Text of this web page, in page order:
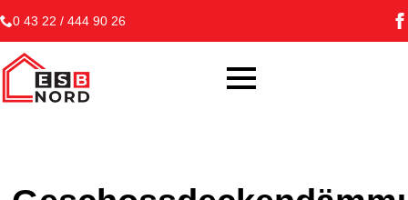
0 43 22 / 444 90 26